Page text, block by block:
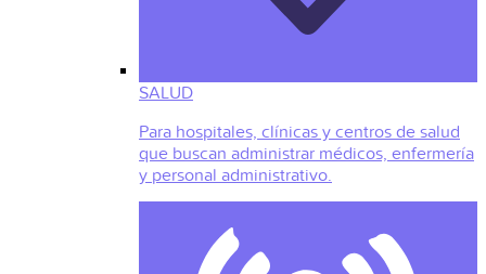
SALUD
Para hospitales, clínicas y centros de salud
que buscan administrar médicos, enfermería
y personal administrativo.